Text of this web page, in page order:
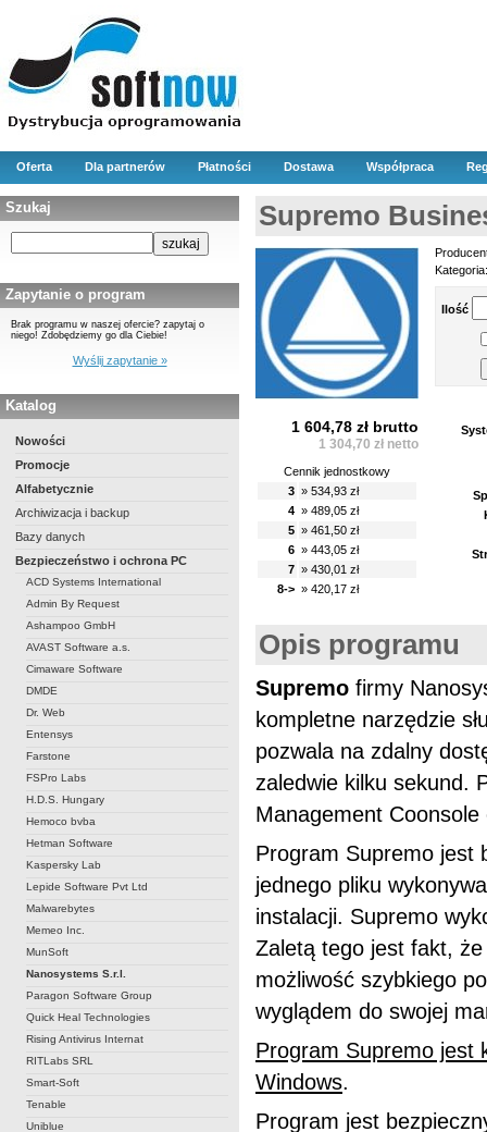
Oferta Dla partnerów Płatności Dostawa Współpraca
Szukaj
Zapytanie o program
Brak programu w naszej ofercie? zapytaj o
niego! Zdobędziemy go dla Ciebie!
Wyślij zapytanie »
Katalog
Nowości
Promocje
Alfabetycznie
Archiwizacja i backup
Bazy danych
Bezpieczeństwo i ochrona PC
ACD Systems International
Admin By Request
Ashampoo GmbH
AVAST Software a.s.
Cimaware Software
DMDE
Dr. Web
Entensys
Farstone
FSPro Labs
H.D.S. Hungary
Hemoco bvba
Hetman Software
Kaspersky Lab
Lepide Software Pvt Ltd
Malwarebytes
Memeo Inc.
MunSoft
Nanosystems S.r.l.
Paragon Software Group
Quick Heal Technologies
Rising Antivirus Internat
RITLabs SRL
Smart-Soft
Tenable
Uniblue
Supremo
Ilość
1 604,78 zł brutto
1 304,70 zł netto
Cennik jednostkowy
3 » 534,93 zł
4 » 489,05 zł
5 » 461,50 zł
6 » 443,05 zł
7 » 430,01 zł
8-> » 420,17 zł
Opis programu
Supremo firmy
kompletne narzędzie
pozwala na zdalny
zaledwie kilku sekund.
Management
Program Supremo jest
jednego pliku
instalacji. Supremo
Zaletą tego jest fakt,
możliwość szybkiego
wyglądem do swojej
Program Supremo jest
Windows.
Program jest